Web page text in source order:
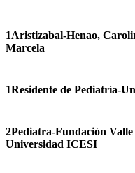
1Aristizabal-Henao,
Marcela
1Residente de Pediatría-
2Pediatra-Fundación
Universidad ICESI